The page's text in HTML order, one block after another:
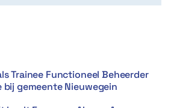
Trainee Functioneel Beheerder
bij gemeente Nieuwegein